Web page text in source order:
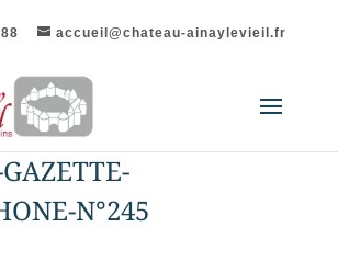
accueil@chateau-ainaylevieil.fr
N°245